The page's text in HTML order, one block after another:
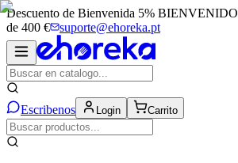
Descuento de Bienvenida 5% BIENVENIDO
de 400 €
suporte@ehoreka.pt
Escribenos Login Carrito